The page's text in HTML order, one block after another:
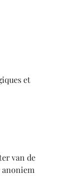
et
van de
anoniem